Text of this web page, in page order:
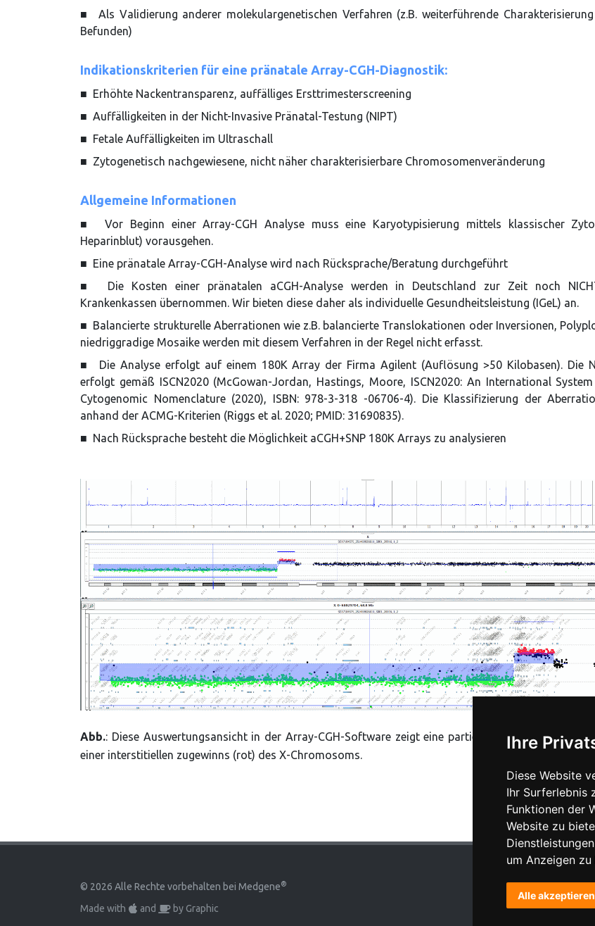
Ihre
Diese Website
Ihr Surferlebnis
Funktionen der
Website zu
um Anzeigen
Alle akzeptieren
■ Als Validierung anderer molekulargenetischen Verfahren (z.B. weiterführende
Befunden)
Indikationskriterien für eine pränatale Array-CGH-Diagnostik:
■ Erhöhte Nackentransparenz, auffälliges Ersttrimesterscreening
■ Auffälligkeiten in der Nicht-Invasive Pränatal-Testung (NIPT)
■ Fetale Auffälligkeiten im Ultraschall
■ Zytogenetisch nachgewiesene, nicht näher charakterisierbare Chromosomenveränderung
Allgemeine Informationen
■ Vor Beginn einer Array-CGH Analyse muss eine Karyotypisierung mittels klassischer
Heparinblut) vorausgehen.
■ Eine pränatale Array-CGH-Analyse wird nach Rücksprache/Beratung durchgeführt
■ Die Kosten einer pränatalen aCGH-Analyse werden in Deutschland zur Zeit noch
Krankenkassen übernommen. Wir bieten diese daher als individuelle Gesundheitsleistung (IGeL) an.
■ Balancierte strukturelle Aberrationen wie z.B. balancierte Translokationen oder Inversionen,
niedriggradige Mosaike werden mit diesem Verfahren in der Regel nicht erfasst.
■ Die Analyse erfolgt auf einem 180K Array der Firma Agilent (Auflösung >50 Kilobasen). Die
erfolgt gemäß ISCN2020 (McGowan-Jordan, Hastings, Moore, ISCN2020: An International
Cytogenomic Nomenclature (2020), ISBN: 978-3-318 -06706-4). Die Klassifizierung der
anhand der ACMG-Kriterien (Riggs et al. 2020; PMID: 31690835).
■ Nach Rücksprache besteht die Möglichkeit aCGH+SNP 180K Arrays zu analysieren
Abb.: Diese Auswertungsansicht in der Array-CGH-Software zeigt eine partielle Monosomie
einer interstitiellen zugewinns (rot) des X-Chromosoms.
© 2026 Alle Rechte vorbehalten bei Medgene®
Made with and by Graphic